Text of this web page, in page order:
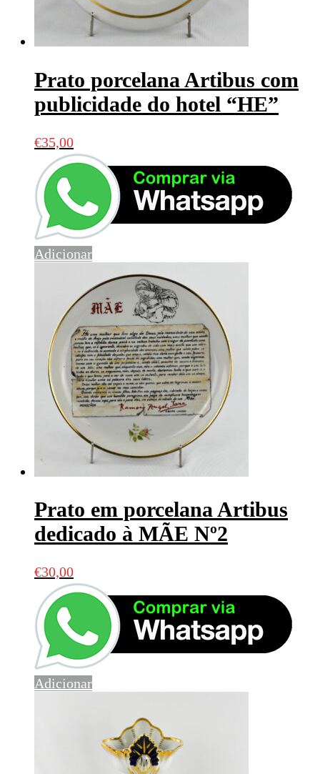
Prato porcelana Artibus com
publicidade do hotel “HE”
€35,00
Adicionar
Prato em porcelana Artibus
dedicado à MÃE Nº2
€30,00
Adicionar